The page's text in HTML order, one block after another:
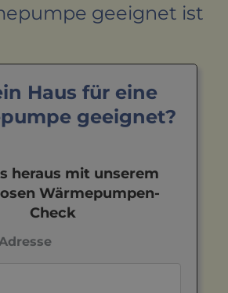
geeignet ist
Haus für eine
geeignet?
heraus mit unserem
Wärmepumpen-
Check